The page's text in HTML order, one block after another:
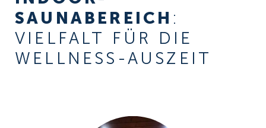
SAUNABEREICH :
VIELFALT FÜR DIE
WELLNESS-AUSZEIT